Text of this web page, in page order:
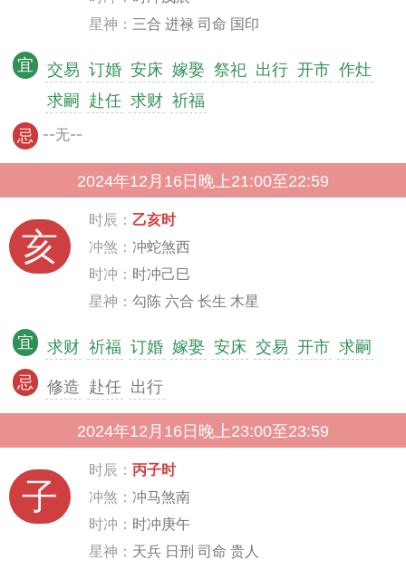
星神： 三合 进禄 司命 国印
宜 交易 订婚 安床 嫁娶 祭祀 出行 开市 作灶
求嗣
赴任 求财 祈福
忌 --无--
2024年12月16日晚上21:00至22:59
亥
时辰： 乙亥时
冲煞： 冲蛇煞西
时冲： 时冲己巳
星神： 勾陈 六合 长生 木星
宜 求财 祈福 订婚 嫁娶 安床 交易 开市 求嗣
忌 修造 赴任 出行
2024年12月16日晚上23:00至23:59
子
时辰： 丙子时
冲煞： 冲马煞南
时冲： 时冲庚午
星神： 天兵 日刑 司命 贵人